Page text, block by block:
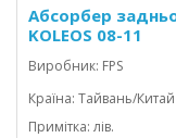
Абсорбер
KOLEOS 08-11
Виробник: FPS
Країна: Тайвань/Китай
Примітка: лів.